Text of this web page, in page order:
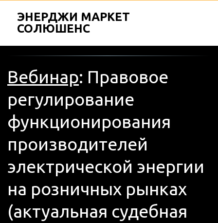
ЭНЕРДЖИ МАРКЕТ
СОЛЮШЕНС
Вебинар: Правовое
регулирование
функционирования
производителей
электрической энергии
на розничных рынках
(актуальная судебная